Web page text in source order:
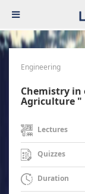
Engineering
Chemistry in
Agriculture "
Lectures
Quizzes
Duration